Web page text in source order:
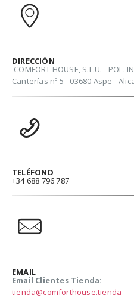
DIRECCIÓN
COMFORT HOUSE, S.L.U. -
Canterías nº 5 - 03680 Aspe -
TELÉFONO
+34 688 796 787
EMAIL
Email Clientes Tienda:
tienda@comforthouse.tienda